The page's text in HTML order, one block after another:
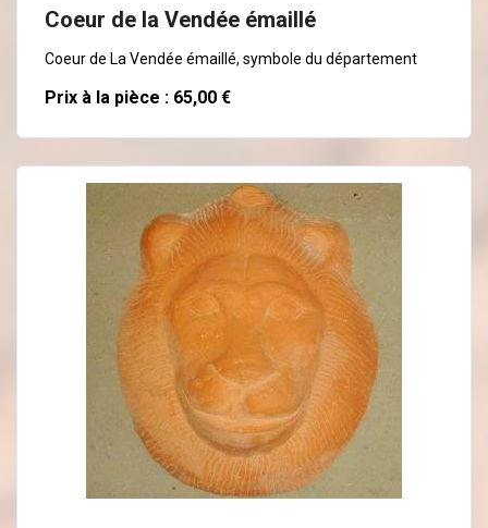
Coeur de la Vendée émaillé
Coeur de La Vendée émaillé, symbole du département
Prix à la pièce : 65,00 €
En savoir plus